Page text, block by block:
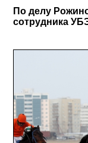
По делу
сотрудника